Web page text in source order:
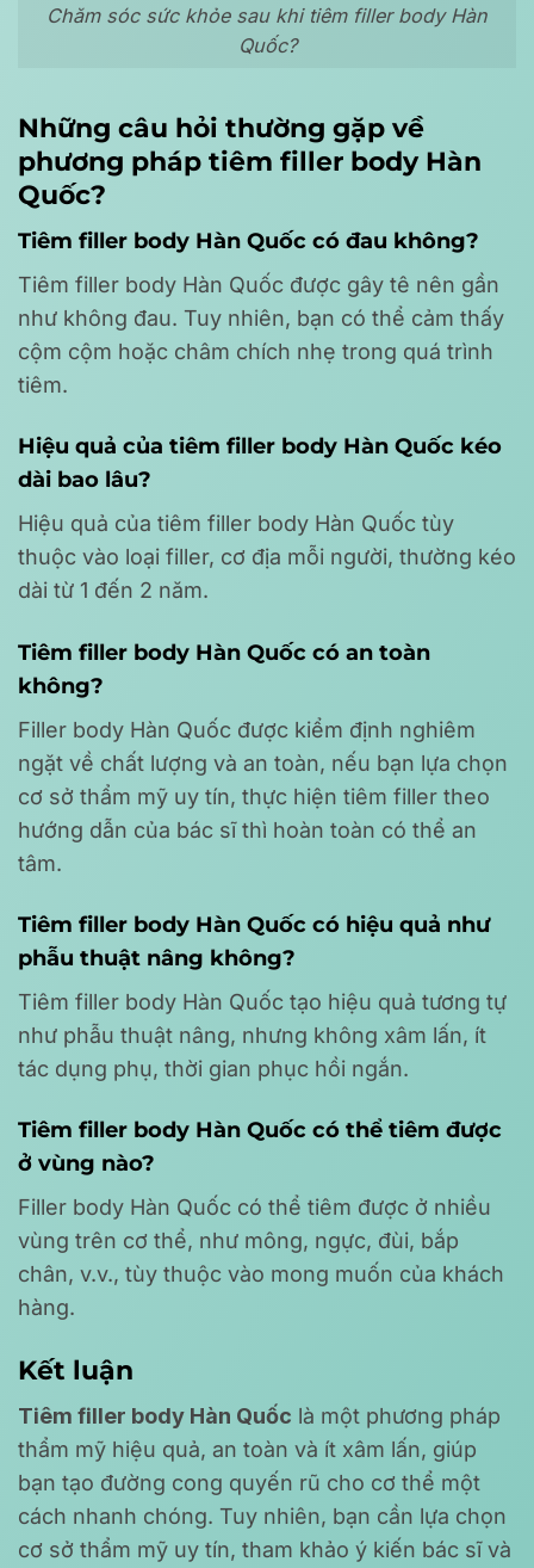
Chăm sóc sức khỏe sau khi tiêm filler body Hàn
Quốc?
Những câu hỏi thường gặp về
phương pháp tiêm filler body Hàn
Quốc?
Tiêm filler body Hàn Quốc có đau không?
Tiêm filler body Hàn Quốc được gây tê nên gần
như không đau. Tuy nhiên, bạn có thể cảm thấy
cộm cộm hoặc châm chích nhẹ trong quá trình
tiêm.
Hiệu quả của tiêm filler body Hàn Quốc kéo
dài bao lâu?
Hiệu quả của tiêm filler body Hàn Quốc tùy
thuộc vào loại filler, cơ địa mỗi người, thường kéo
dài từ 1 đến 2 năm.
Tiêm filler body Hàn Quốc có an toàn
không?
Filler body Hàn Quốc được kiểm định nghiêm
ngặt về chất lượng và an toàn, nếu bạn lựa chọn
cơ sở thẩm mỹ uy tín, thực hiện tiêm filler theo
hướng dẫn của bác sĩ thì hoàn toàn có thể an
tâm.
Tiêm filler body Hàn Quốc có hiệu quả như
phẫu thuật nâng không?
Tiêm filler body Hàn Quốc tạo hiệu quả tương tự
như phẫu thuật nâng, nhưng không xâm lấn, ít
tác dụng phụ, thời gian phục hồi ngắn.
Tiêm filler body Hàn Quốc có thể tiêm được
ở vùng nào?
Filler body Hàn Quốc có thể tiêm được ở nhiều
vùng trên cơ thể, như mông, ngực, đùi, bắp
chân, v.v., tùy thuộc vào mong muốn của khách
hàng.
Kết luận
Tiêm filler body Hàn Quốc là một phương pháp
thẩm mỹ hiệu quả, an toàn và ít xâm lấn, giúp
bạn tạo đường cong quyến rũ cho cơ thể một
cách nhanh chóng. Tuy nhiên, bạn cần lựa chọn
cơ sở thẩm mỹ uy tín, tham khảo ý kiến bác sĩ và